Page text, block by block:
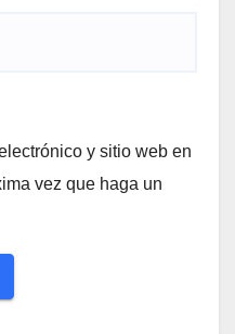
y sitio web en
vez que haga un